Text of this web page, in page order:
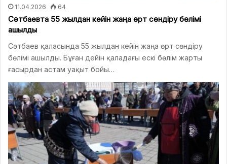
11.04.2026 64
Сәтбаевта 55 жылдан кейін жаңа өрт сөндіру бөлімі
ашылды
Сәтбаев қаласында 55 жылдан кейін жаңа өрт сөндіру
бөлімі ашылды. Бұған дейін қаладағы ескі бөлім жарты
ғасырдан астам уақыт бойы…